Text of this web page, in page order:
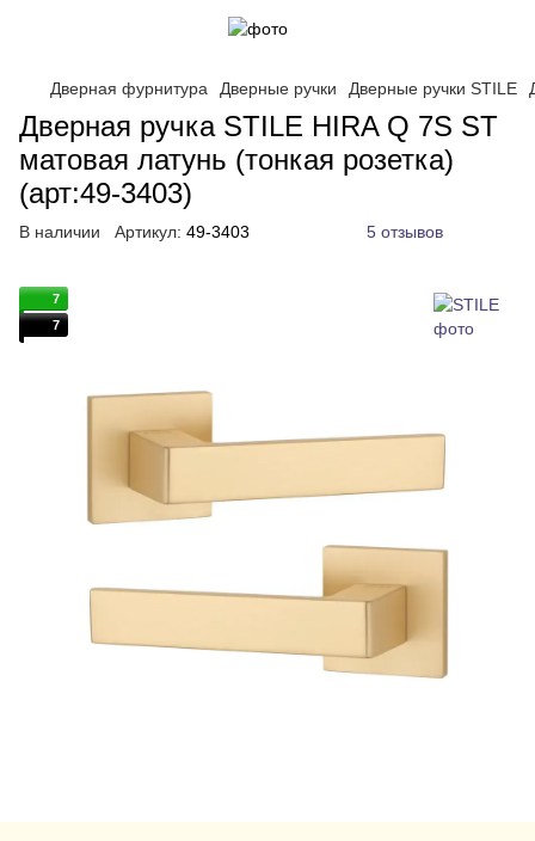
Дверная фурнитура Дверные ручки Дверные ручки STILE
Дверная ручка STILE HIRA Q 7S ST
матовая латунь (тонкая розетка)
(арт:49-3403)
В наличии Артикул: 49-3403 5 отзывов
7
7